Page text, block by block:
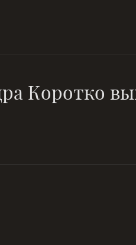
Коротко